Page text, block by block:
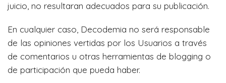
juicio, no resultaran adecuados para su publicación.
En cualquier caso, Decodemia no será responsable
de las opiniones vertidas por los Usuarios a través
de comentarios u otras herramientas de blogging o
de participación que pueda haber.